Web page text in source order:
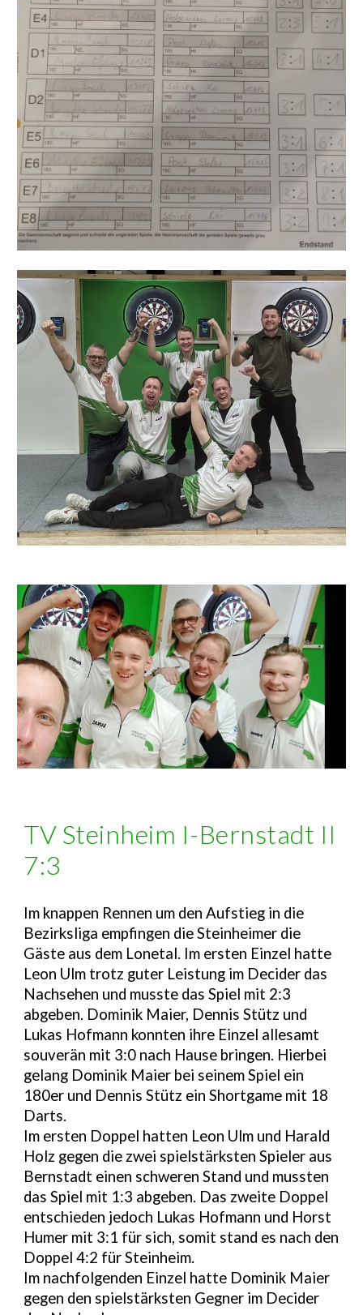
TV Steinheim I-Bernstadt II
7:3
Im knappen Rennen um den Aufstieg in die
Bezirksliga empfingen die Steinheimer die
Gäste aus dem Lonetal. Im ersten Einzel hatte
Leon Ulm trotz guter Leistung im Decider das
Nachsehen und musste das Spiel mit 2:3
abgeben. Dominik Maier, Dennis Stütz und
Lukas Hofmann konnten ihre Einzel allesamt
souverän mit 3:0 nach Hause bringen. Hierbei
gelang Dominik Maier bei seinem Spiel ein
180er und Dennis Stütz ein Shortgame mit 18
Darts.
Im ersten Doppel hatten Leon Ulm und Harald
Holz gegen die zwei spielstärksten Spieler aus
Bernstadt einen schweren Stand und mussten
das Spiel mit 1:3 abgeben. Das zweite Doppel
entschieden jedoch Lukas Hofmann und Horst
Humer mit 3:1 für sich, somit stand es nach den
Doppel 4:2 für Steinheim.
Im nachfolgenden Einzel hatte Dominik Maier
gegen den spielstärksten Gegner im Decider